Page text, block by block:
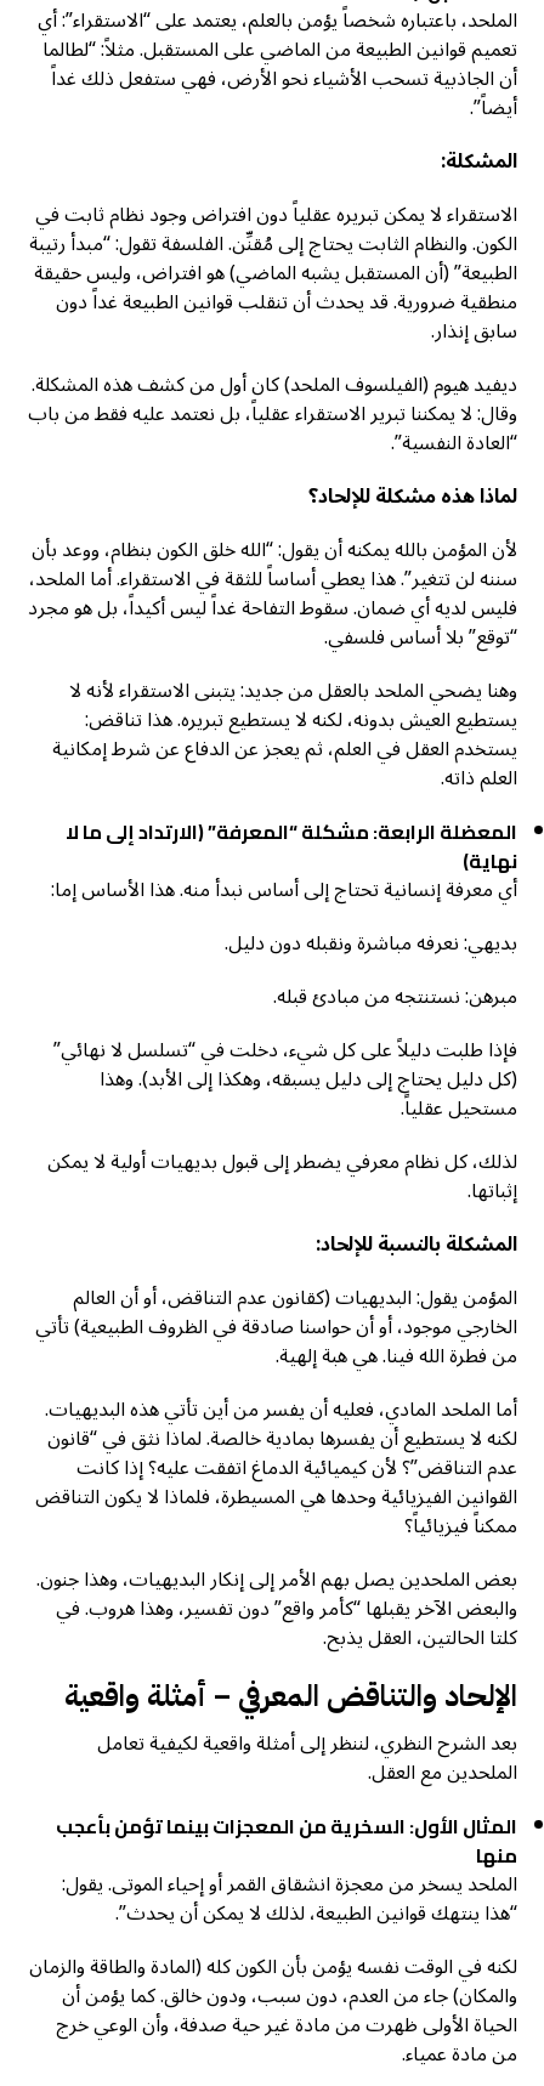
الملحد، باعتباره شخصاً يؤمن بالعلم، يعتمد على “الاستقراء”: أي
تعميم قوانين الطبيعة من الماضي على المستقبل. مثلاً: “لطالما
أن الجاذبية تسحب الأشياء نحو الأرض، فهي ستفعل ذلك غداً
أيضاً”.
المشكلة:
الاستقراء لا يمكن تبريره عقلياً دون افتراض وجود نظام ثابت في
الكون. والنظام الثابت يحتاج إلى مُقنِّن. الفلسفة تقول: “مبدأ رتيبة
الطبيعة” (أن المستقبل يشبه الماضي) هو افتراض، وليس حقيقة
منطقية ضرورية. قد يحدث أن تنقلب قوانين الطبيعة غداً دون
سابق إنذار.
ديفيد هيوم (الفيلسوف الملحد) كان أول من كشف هذه المشكلة.
وقال: لا يمكننا تبرير الاستقراء عقلياً، بل نعتمد عليه فقط من باب
“العادة النفسية”.
لماذا هذه مشكلة للإلحاد؟
لأن المؤمن بالله يمكنه أن يقول: “الله خلق الكون بنظام، ووعد بأن
سننه لن تتغير”. هذا يعطي أساساً للثقة في الاستقراء. أما الملحد،
فليس لديه أي ضمان. سقوط التفاحة غداً ليس أكيداً، بل هو مجرد
“توقع” بلا أساس فلسفي.
وهنا يضحي الملحد بالعقل من جديد: يتبنى الاستقراء لأنه لا
يستطيع العيش بدونه، لكنه لا يستطيع تبريره. هذا تناقض:
يستخدم العقل في العلم، ثم يعجز عن الدفاع عن شرط إمكانية
العلم ذاته.
المعضلة الرابعة: مشكلة “المعرفة” (الارتداد إلى ما لا
نهاية)
أي معرفة إنسانية تحتاج إلى أساس نبدأ منه. هذا الأساس إما:
بديهي: نعرفه مباشرة ونقبله دون دليل.
مبرهن: نستنتجه من مبادئ قبله.
فإذا طلبت دليلاً على كل شيء، دخلت في “تسلسل لا نهائي”
(كل دليل يحتاج إلى دليل يسبقه، وهكذا إلى الأبد). وهذا
مستحيل عقلياً.
لذلك، كل نظام معرفي يضطر إلى قبول بديهيات أولية لا يمكن
إثباتها.
المشكلة بالنسبة للإلحاد:
المؤمن يقول: البديهيات (كقانون عدم التناقض، أو أن العالم
الخارجي موجود، أو أن حواسنا صادقة في الظروف الطبيعية) تأتي
من فطرة الله فينا. هي هبة إلهية.
أما الملحد المادي، فعليه أن يفسر من أين تأتي هذه البديهيات.
لكنه لا يستطيع أن يفسرها بمادية خالصة. لماذا نثق في “قانون
عدم التناقض”؟ لأن كيميائية الدماغ اتفقت عليه؟ إذا كانت
القوانين الفيزيائية وحدها هي المسيطرة، فلماذا لا يكون التناقض
ممكناً فيزيائياً؟
بعض الملحدين يصل بهم الأمر إلى إنكار البديهيات، وهذا جنون.
والبعض الآخر يقبلها “كأمر واقع” دون تفسير، وهذا هروب. في
كلتا الحالتين، العقل يذبح.
الإلحاد والتناقض المعرفي – أمثلة واقعية
بعد الشرح النظري، لننظر إلى أمثلة واقعية لكيفية تعامل
الملحدين مع العقل.
المثال الأول: السخرية من المعجزات بينما تؤمن بأعجب
منها
الملحد يسخر من معجزة انشقاق القمر أو إحياء الموتى. يقول:
“هذا ينتهك قوانين الطبيعة، لذلك لا يمكن أن يحدث”.
لكنه في الوقت نفسه يؤمن بأن الكون كله (المادة والطاقة والزمان
والمكان) جاء من العدم، دون سبب، ودون خالق. كما يؤمن أن
الحياة الأولى ظهرت من مادة غير حية صدفة، وأن الوعي خرج
من مادة عمياء.